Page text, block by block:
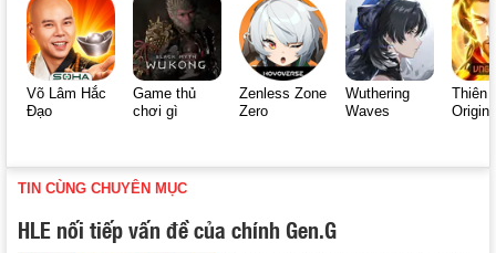
Võ Lâm Hắc
Đạo
Game thủ
chơi gì
Zenless Zone
Zero
Wuthering
Waves
Thiên
Origin
TIN CÙNG CHUYÊN MỤC
HLE nối tiếp vấn đề của chính Gen.G